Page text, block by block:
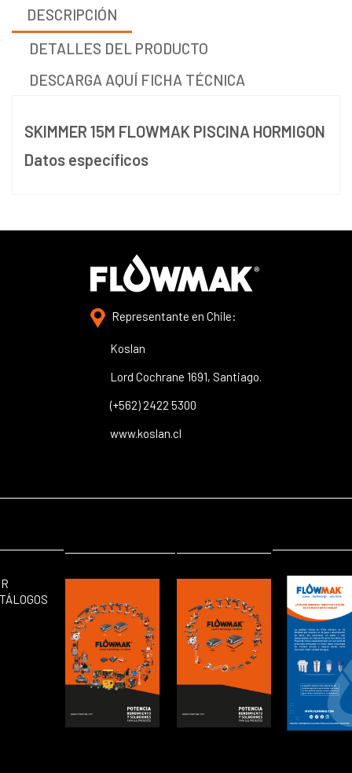
DESCRIPCIÓN
DETALLES DEL PRODUCTO
DESCARGA AQUÍ FICHA TÉCNICA
SKIMMER 15M FLOWMAK PISCINA HORMIGON
Datos específicos
Representante en Chile:
Koslan
Lord Cochrane 1691, Santiago.
(+562) 2422 5300
www.koslan.cl